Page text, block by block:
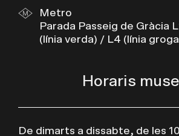
Metro
Parada Passeig de Gràcia
(línia verda) / L4 (línia
Horaris
De dimarts a dissabte, de les